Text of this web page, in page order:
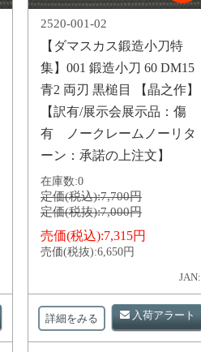
2520-001-02
【ダマスカス鍛造小刀特
集】001 鍛造小刀 60 DM15
青2 両刃 黒槌目 【晶之作】
【訳有/展示会展示品：傷
有 ノークレームノーリタ
ーン：承諾の上注文】
在庫数:0
定価(税込):7,700円
定価(税抜):7,000円
売価(税込):7,315円
売価(税抜):6,650円
JAN:
詳細をみる 入荷アラート